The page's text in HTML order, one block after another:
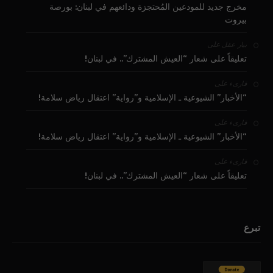
مخرج جديد للمودعين المُحتجزة ودائعهم في لبنان: بورصة
بيروت
بيار عقل على
تعليقاً على شعار “العيش المشترك”.. في لبنان!
قارىء على
“الأخبار” الشيوعية ـ الإسلامية و”رواية” اعتقال رياض سلامة!
قارىء على
“الأخبار” الشيوعية ـ الإسلامية و”رواية” اعتقال رياض سلامة!
قارىء على
تعليقاً على شعار “العيش المشترك”.. في لبنان!
تبرع